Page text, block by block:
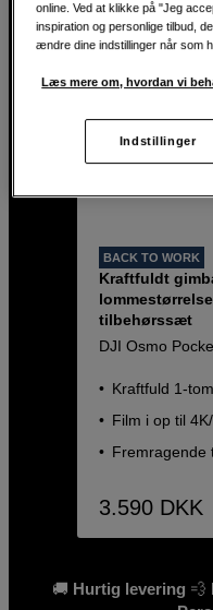
BACK TO WORK
Kraftfuldt
tilbehørssæt
DJI Osmo
Kraftfuld 1-
Film i op til
Fremragende
3.590 DKK
🚚 Hurtig levering 💨
online. Ved at klikke på "Jeg
inspiration og personlige tilbud,
ændre dine indstillinger når som
Læs mere om, hvordan vi
Indstillinger